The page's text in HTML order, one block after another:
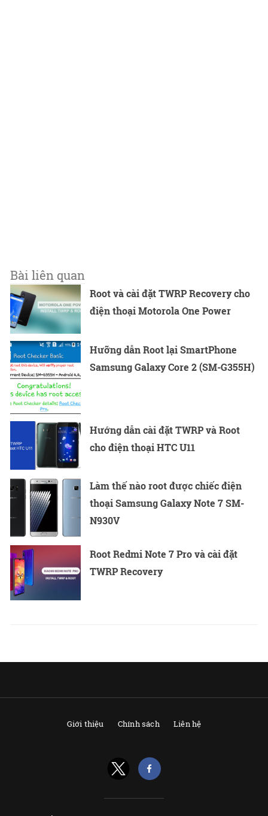
Bài liên quan
Root và cài đặt TWRP Recovery cho
điện thoại Motorola One Power
Hưỡng dẫn Root lại SmartPhone
Samsung Galaxy Core 2 (SM-G355H)
Hướng dẫn cài đặt TWRP và Root
cho điện thoại HTC U11
Làm thế nào root được chiếc điện
thoại Samsung Galaxy Note 7 SM-
N930V
Root Redmi Note 7 Pro và cài đặt
TWRP Recovery
Giới thiệu Chính sách Liên hệ